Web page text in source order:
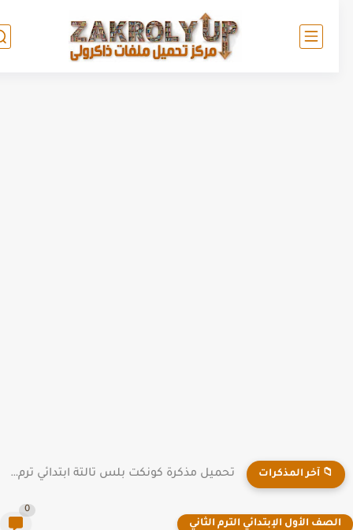
📁 آخر المذكرات تحميل مذكرة كونكت بلس تالتة ابتدائي ترم أول لمدرسة العلا...
الأول الإبتدائي الترم الثاني